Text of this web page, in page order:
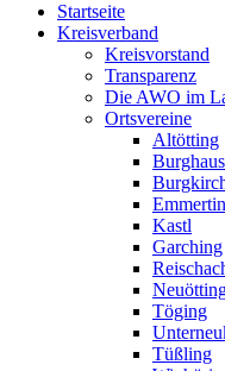
Startseite
Kreisverband
Kreisvorstand
Transparenz
Die AWO im
Ortsvereine
Altötting
Kastl
Garching
Töging
Tüßling